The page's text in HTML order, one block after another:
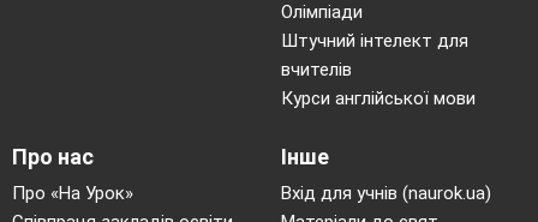
Олімпіади
Штучний інтелект для
вчителів
Курси англійської мови
Про нас
Про «На Урок»
Інше
Вхід для учнів (naurok.ua)